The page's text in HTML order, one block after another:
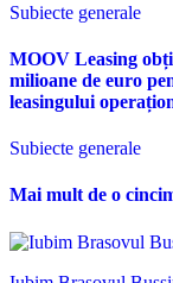
Subiecte generale
MOOV Leasing
milioane de euro
leasingului
Subiecte generale
Mai mult de o